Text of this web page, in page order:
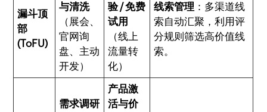
漏斗顶
部
(ToFU)
与清洗
（展会、
官网询
盘、主动
开发）
验 / 免费
试用
（线上
流量转
化）
线索管理 ：多渠道线
索自动汇聚，利用评
分规则筛选高价值线
索。
需求调研
产品激
活与价